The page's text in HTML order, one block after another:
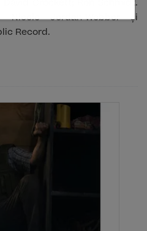
Crockett; Ron Schmidt.
Nicole Jordan-Webber și
Record.